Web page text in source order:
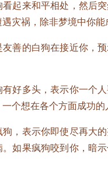
来和平相处，然后突
灾祸，除非梦境中你能
的白狗在接近你，预
多头，表示你一个人
个想在各个方面成功的
表示你即使尽再大的
。如果疯狗咬到你，暗